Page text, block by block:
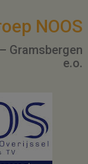
NOOS
Gramsbergen
e.o.